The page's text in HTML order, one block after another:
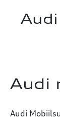
Audi
Audi